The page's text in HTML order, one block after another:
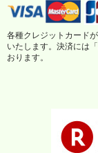
各種クレジットカード
いたします。決済には
おります。